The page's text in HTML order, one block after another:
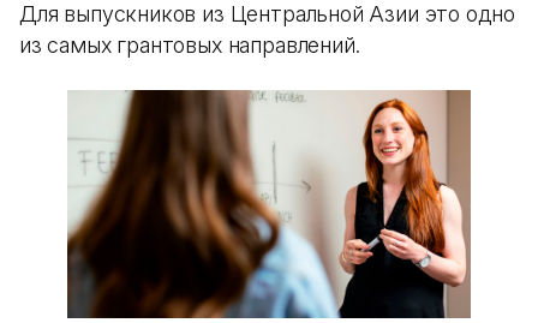
Для выпускников из Центральной Азии это одно
из самых грантовых направлений.